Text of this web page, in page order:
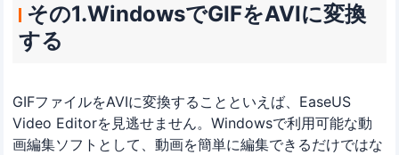
その1.WindowsでGIFをAVIに変換
する
GIFファイルをAVIに変換することといえば、EaseUS
Video Editorを見逃せません。Windowsで利用可能な動
画編集ソフトとして、動画を簡単に編集できるだけではな